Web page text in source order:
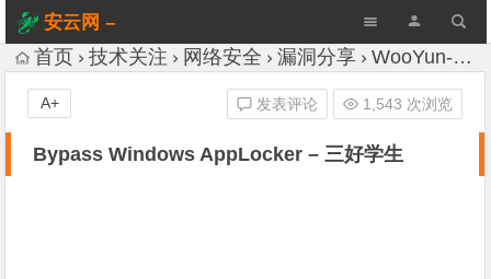
安云网 –
AnYun.ORG
首页 技术关注 网络安全 漏洞分享 WooYun-Drops
Bypass Windows AppLocker – 三好学生
发表评论 1,543 次浏览
A+